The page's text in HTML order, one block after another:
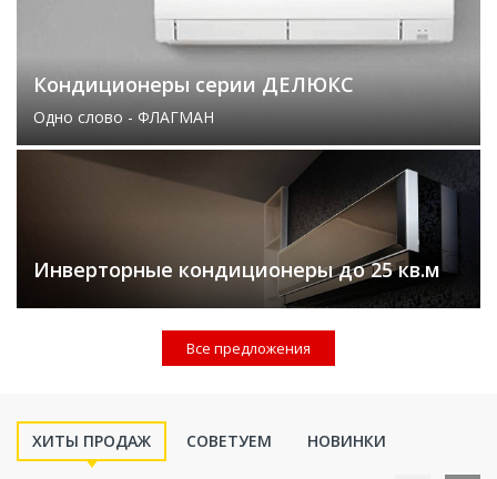
Кондиционеры серии ДЕЛЮКС
Одно слово - ФЛАГМАН
Инверторные кондиционеры до 25 кв.м
Все предложения
ХИТЫ ПРОДАЖ СОВЕТУЕМ НОВИНКИ